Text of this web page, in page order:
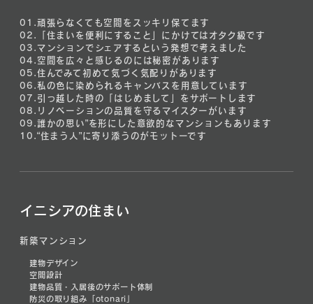
01.頑張らなくても空間をスッキリ保てます
02.
「住まいを便利にすること」にかけてはオタク級です
03.マンションでシェアするという発想で考えました
04. 空間を広々と感じるのには秘密があります
05.住んでみて初めて気づく気配りがあります
06.私の色に染められるキャンバスを用意しています
07. 引っ越した時の「はじめまして」をサポートします
08. リノベーションの品質を守るマイスターがいます
09.誰かの思い”を形にした意欲的なマンションもあります
10.“住まう人”に寄り添うのがモットーです
イニシアの住まい
新築マンション
建物デザイン
空間設計
建物品質・入居後のサポート体制
防災の取り組み「otonari」